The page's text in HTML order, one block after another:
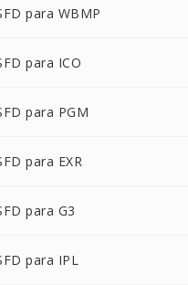
para WBMP
para ICO
para PGM
para EXR
para G3
para IPL